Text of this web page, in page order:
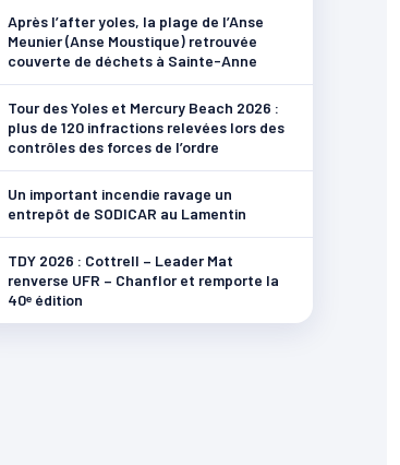
Après l’after yoles, la plage de l’Anse
Meunier (Anse Moustique) retrouvée
couverte de déchets à Sainte-Anne
Tour des Yoles et Mercury Beach 2026 :
plus de 120 infractions relevées lors des
contrôles des forces de l’ordre
Un important incendie ravage un
entrepôt de SODICAR au Lamentin
TDY 2026 : Cottrell – Leader Mat
renverse UFR – Chanflor et remporte la
40ᵉ édition